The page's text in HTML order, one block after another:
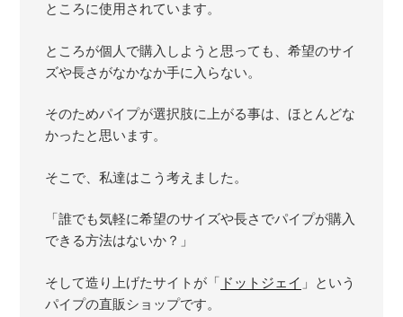
ところに使用されています。
ところが個人で購入しようと思っても、希望のサイ
ズや長さがなかなか手に入らない。
そのためパイプが選択肢に上がる事は、ほとんどな
かったと思います。
そこで、私達はこう考えました。
「誰でも気軽に希望のサイズや長さでパイプが購入
できる方法はないか？」
そして造り上げたサイトが「 ドットジェイ 」という
パイプの直販ショップです。